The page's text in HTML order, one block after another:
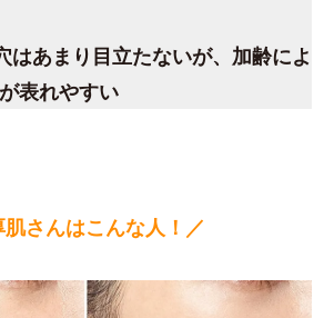
はあまり目立たないが、加齢によ
表れやすい
肌さんはこんな人！／